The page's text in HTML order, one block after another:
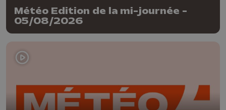
Météo Edition de la mi-journée -
05/08/2026